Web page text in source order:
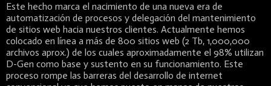
Este hecho marca el nacimiento de una nueva era de
automatización de procesos y delegación del mantenimiento
de sitios web hacia nuestros clientes. Actualmente hemos
colocado en línea a más de 800 sitios web (2 Tb, 1,000,000
archivos aprox.) de los cuales aproximadamente el 98% utilizan
D-Gen como base y sustento en su funcionamiento. Este
proceso rompe las barreras del desarrollo de internet